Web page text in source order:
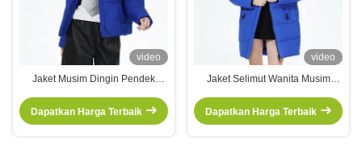
video
Jaket Musim Dingin Pendek
Breasted Untuk Pendatang
Dapatkan Harga Terbaik
video
Jaket Selimut Wanita Musim
Panjang Ideal, kantong
bergelombang, sempurna untuk
Dapatkan Harga Terbaik